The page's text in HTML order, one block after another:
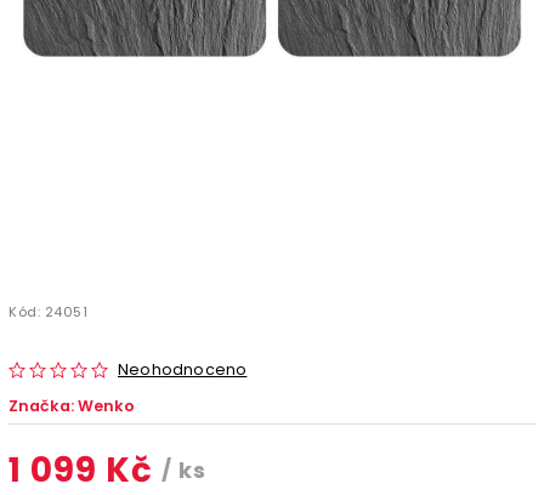
Kód: 24051
Neohodnoceno
Značka:Wenko
1 099 Kč / ks